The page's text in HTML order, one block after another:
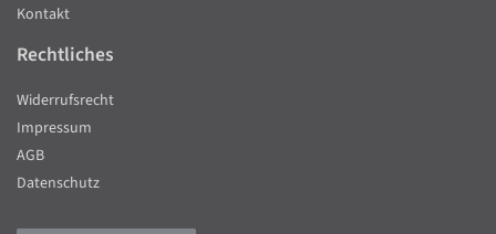
Kontakt
Rechtliches
Widerrufsrecht
Impressum
AGB
Datenschutz